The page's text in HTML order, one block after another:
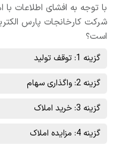
شرکت کارخانجات پارس
است؟
گزینه 1: توقف تولید
گزینه 2: واگذاری سهام
گزینه 3: خرید املاک
گزینه 4: مزایده املاک